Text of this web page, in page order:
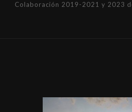
Colaboración 2019-2021 y 2023